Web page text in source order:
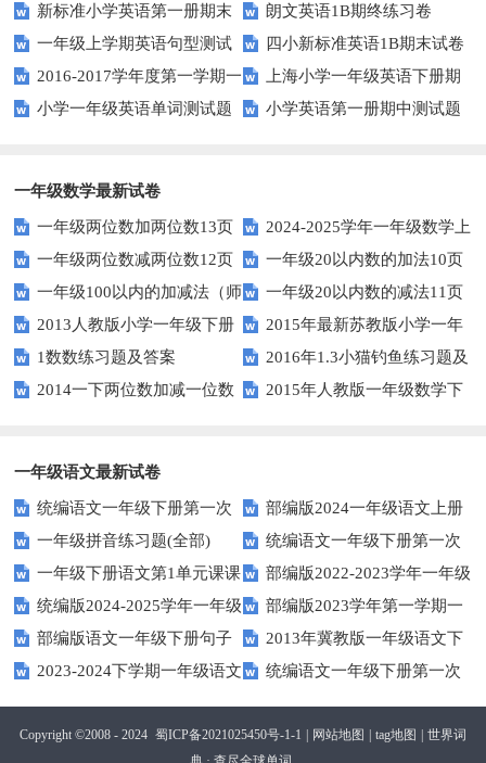
语期末试卷
质量检测题
新标准小学英语第一册期末
测试题
朗文英语1B期终练习卷
一年级上学期英语句型测试
题
四小新标准英语1B期末试卷
2016-2017学年度第一学期一
起一年级英语期中试卷
上海小学一年级英语下册期
中试卷
小学一年级英语单词测试题 小学英语第一册期中测试题
一年级数学最新试卷
一年级两位数加两位数13页
2024-2025学年一年级数学上
册期末素养测评卷（考试版A4
人教版）
一年级两位数减两位数12页
一年级20以内数的加法10页
一年级100以内的加减法（师
版）
一年级20以内数的减法11页
2013人教版小学一年级下册
第三单元整理与复习（一）练习
题
2015年最新苏教版小学一年
级数学下册第一次月考试卷
1数数练习题及答案
2016年1.3小猫钓鱼练习题及
答案
2014一下两位数加减一位数
2015年人教版一年级数学下
一年级语文最新试卷
统编语文一年级下册第一次
月考测试题7
部编版2024一年级语文上册
第一单元检测卷
一年级拼音练习题(全部)
统编语文一年级下册第一次
月考测试题6
一年级下册语文第1单元课课
练
部编版2022-2023学年一年级
语文下册期中复习卷
统编版2024-2025学年一年级
语文上册期末巩固测试卷
部编版2023学年第一学期一
年级语文期中综合试卷
部编版语文一年级下册句子
专项训练
2013年冀教版一年级语文下
期末测试卷及答案
2023-2024下学期一年级语文
下册期末测试卷
统编语文一年级下册第一次
月考测试题4（无答案）
Copyright ©2008 - 2024 蜀ICP备2021025450号-1-1 | 网站地图 | tag地图 | 世界词